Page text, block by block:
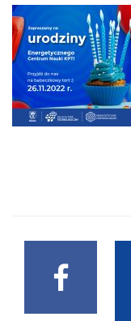
Facebook
ECN